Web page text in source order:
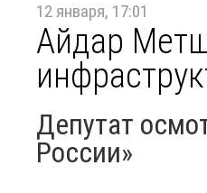
12 января, 17:01
Айдар
Депутат
России»